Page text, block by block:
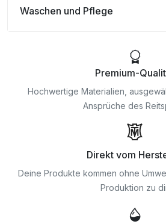
Waschen und Pflege
Premium-
Hochwertige Materialien,
Ansprüche des
Direkt vom
Deine Produkte kommen ohne
Produktion zu